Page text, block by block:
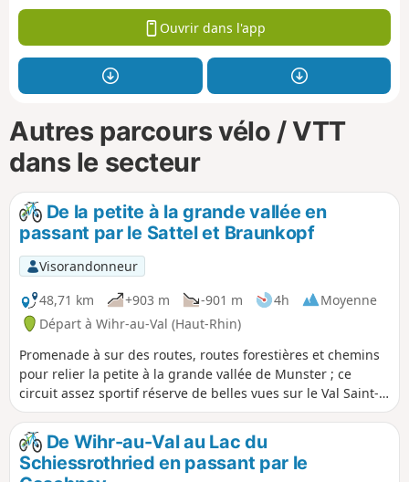
Ouvrir dans l'app
Autres parcours vélo / VTT
dans le secteur
De la petite à la grande vallée en
passant par le Sattel et Braunkopf
Visorandonneur
48,71 km
+903 m -901 m 4h
Moyenne
Départ à Wihr-au-Val (Haut-Rhin)
Promenade à sur des routes, routes forestières et chemins
pour relier la petite à la grande vallée de Munster ; ce
circuit assez sportif réserve de belles vues sur le Val Saint-
Grégoire. La descente sur Steinabruck est très caillouteuse
et nécessite une certaine attention.
De Wihr-au-Val au Lac du
Schiessrothried en passant par le